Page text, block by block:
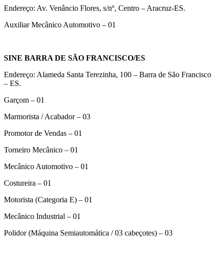
Endereço: Av. Venâncio Flores, s/nº, Centro – Aracruz-ES.
Auxiliar Mecânico Automotivo – 01
SINE BARRA DE SÃO FRANCISCO/ES
Endereço: Alameda Santa Terezinha, 100 – Barra de São Francisco
– ES.
Garçom – 01
Marmorista / Acabador – 03
Promotor de Vendas – 01
Torneiro Mecânico – 01
Mecânico Automotivo – 01
Costureira – 01
Motorista (Categoria E) – 01
Mecânico Industrial – 01
Polidor (Máquina Semiautomática / 03 cabeçotes) – 03